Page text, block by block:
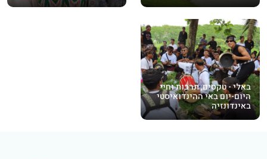
באלי - טקסים, תרבות וחיי
היום-יום באי ההינדואיסטי
באינדונזיה